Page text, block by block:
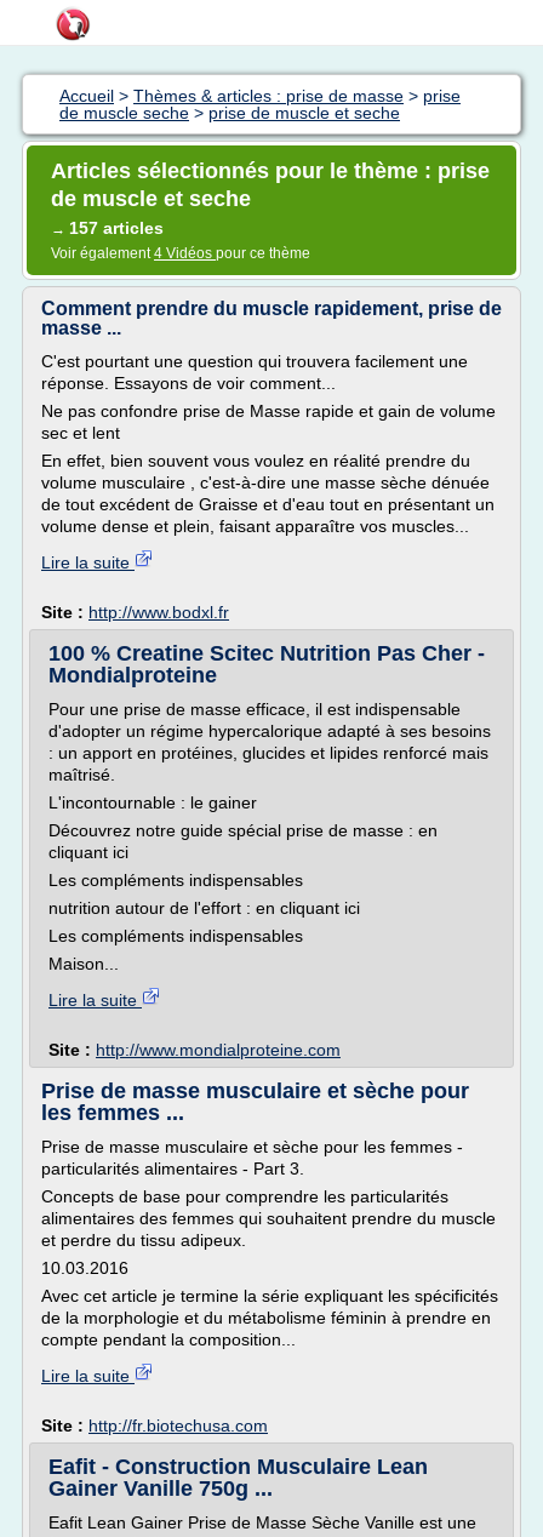
Accueil > Thèmes & articles : prise de masse > prise
de muscle seche > prise de muscle et seche
Articles sélectionnés pour le thème : prise
de muscle et seche
→ 157 articles
Voir également4 Vidéos pour ce thème
Comment prendre du muscle rapidement, prise de
masse ...
C'est pourtant une question qui trouvera facilement une
réponse. Essayons de voir comment...
Ne pas confondre prise de Masse rapide et gain de volume
sec et lent
En effet, bien souvent vous voulez en réalité prendre du
volume musculaire , c'est-à-dire une masse sèche dénuée
de tout excédent de Graisse et d'eau tout en présentant un
volume dense et plein, faisant apparaître vos muscles...
Lire la suite
Site : http://www.bodxl.fr
100 % Creatine Scitec Nutrition Pas Cher -
Mondialproteine
Pour une prise de masse efficace, il est indispensable
d'adopter un régime hypercalorique adapté à ses besoins
: un apport en protéines, glucides et lipides renforcé mais
maîtrisé.
L'incontournable : le gainer
Découvrez notre guide spécial prise de masse : en
cliquant ici
Les compléments indispensables
nutrition autour de l'effort : en cliquant ici
Les compléments indispensables
Maison...
Lire la suite
Site : http://www.mondialproteine.com
Prise de masse musculaire et sèche pour
les femmes ...
Prise de masse musculaire et sèche pour les femmes -
particularités alimentaires - Part 3.
Concepts de base pour comprendre les particularités
alimentaires des femmes qui souhaitent prendre du muscle
et perdre du tissu adipeux.
10.03.2016
Avec cet article je termine la série expliquant les spécificités
de la morphologie et du métabolisme féminin à prendre en
compte pendant la composition...
Lire la suite
Site : http://fr.biotechusa.com
Eafit - Construction Musculaire Lean
Gainer Vanille 750g ...
Eafit Lean Gainer Prise de Masse Sèche Vanille est une